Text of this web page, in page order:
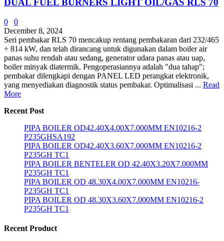
DUAL FUEL BURNERS LIGHT OIL/GAS RLS 70
0
0
December 8, 2024
Seri pembakar RLS 70 mencakup rentang pembakaran dari 232/465
÷ 814 kW, dan telah dirancang untuk digunakan dalam boiler air
panas suhu rendah atau sedang, generator udara panas atau uap,
boiler minyak diatermik. Pengoperasiannya adalah "dua tahap";
pembakar dilengkapi dengan PANEL LED perangkat elektronik,
yang menyediakan diagnostik status pembakar. Optimalisasi ... Read
More
Recent Post
PIPA BOILER OD42.40X4.00X7.000MM EN10216-2
P235GHSA192
PIPA BOILER OD42.40X3.60X7.000MM EN10216-2
P235GH TC1
PIPA BOILER BENTELER OD 42.40X3.20X7.000MM
P235GH TC1
PIPA BOILER OD 48.30X4.00X7.000MM EN10216-
P235GH TC1
PIPA BOILER OD 48.30X3.60X7.000MM EN10216-2
P235GH TC1
Recent Product